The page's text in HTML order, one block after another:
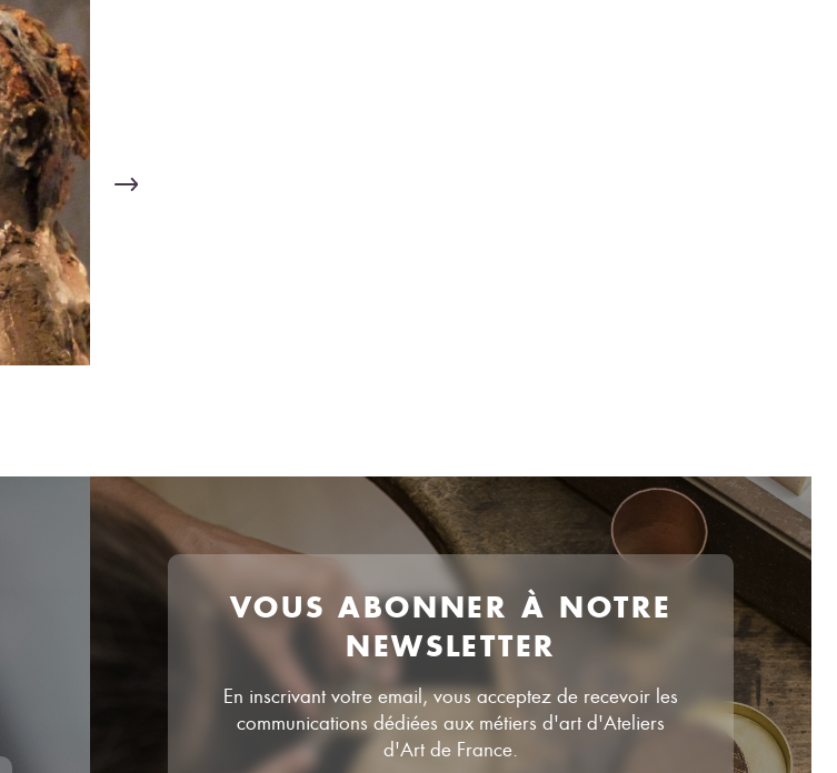
VOUS ABONNER À NOTRE
NEWSLETTER
En inscrivant votre email, vous acceptez de recevoir les
communications dédiées aux métiers d'art d'Ateliers
d'Art de France.